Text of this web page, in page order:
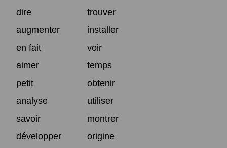
dire
trouver
augmenter
installer
en fait
voir
aimer
temps
petit
obtenir
analyse
utiliser
savoir
montrer
développer
origine